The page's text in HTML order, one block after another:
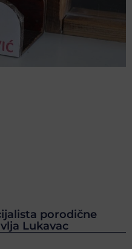
porodične
Lukavac